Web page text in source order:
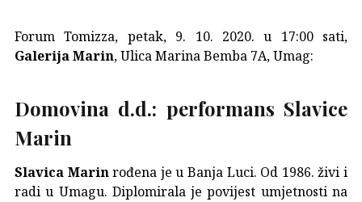
Forum Tomizza, petak, 9. 10. 2020. u 17:00 sati,
Galerija Marin, Ulica Marina Bemba 7A, Umag:
Domovina d.d.: performans Slavice
Marin
Slavica Marinrođena je u Banja Luci. Od 1986. živi i
radi u Umagu. Diplomirala je povijest umjetnosti na